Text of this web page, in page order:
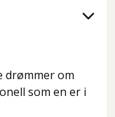
drømmer om
som en er i